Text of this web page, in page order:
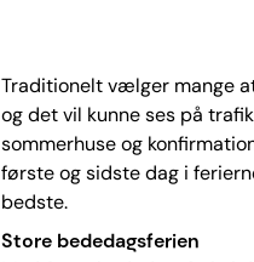
Traditionelt vælger mange
og det vil kunne ses på
sommerhuse og
første og sidste dag i
bedste.
Store bededagsferien